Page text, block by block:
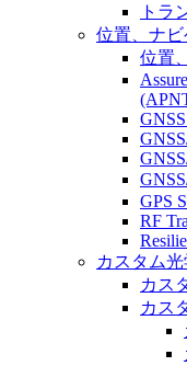
トラ
位置、ナ
位置
GPS
RF
カスタム
カス
カス